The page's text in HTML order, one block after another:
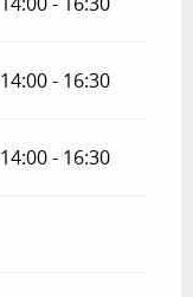
14:00 - 16:30
14:00 - 16:30